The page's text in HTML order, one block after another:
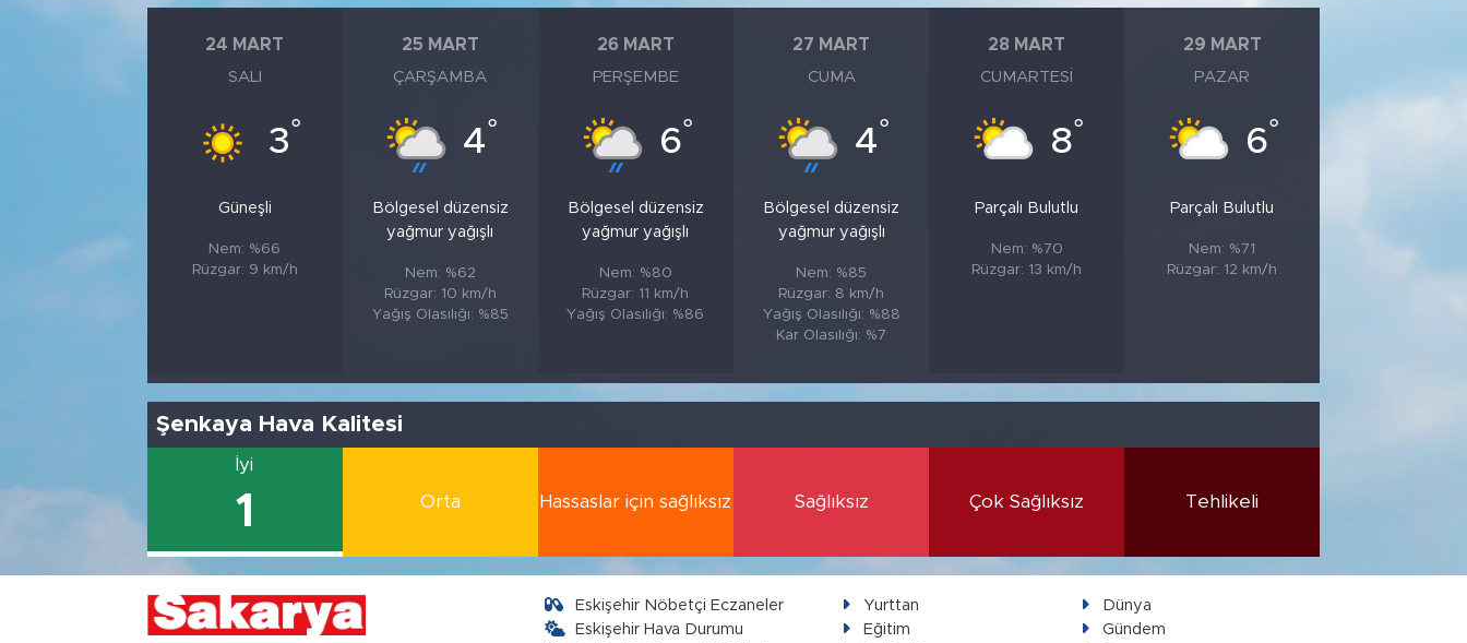
24 MART
SALI
3°
Güneşli
Nem: %66
Rüzgar: 9 km/h
25 MART
ÇARŞAMBA
4°
Bölgesel düzensiz
yağmur yağışlı
Nem: %62
Rüzgar: 10 km/h
Yağış Olasılığı: %85
26 MART
PERŞEMBE
6°
Bölgesel düzensiz
yağmur yağışlı
Nem: %80
Rüzgar: 11 km/h
Yağış Olasılığı: %86
27 MART
CUMA
4°
Bölgesel düzensiz
yağmur yağışlı
Nem: %85
Rüzgar: 8 km/h
Yağış Olasılığı: %88
Kar Olasılığı: %7
28 MART
CUMARTESI
8°
Parçalı Bulutlu
Nem: %70
Rüzgar: 13 km/h
29 MART
PAZAR
6°
Parçalı Bulutlu
Nem: %71
Rüzgar: 12 km/h
Şenkaya Hava Kalitesi
İyi
1 Orta Hassaslar için sağlıksız Sağlıksız Çok Sağlıksız Tehlikeli
Eskişehir Nöbetçi Eczaneler
Eskişehir Hava Durumu
Yurttan
Dünya
Eğitim
Gündem